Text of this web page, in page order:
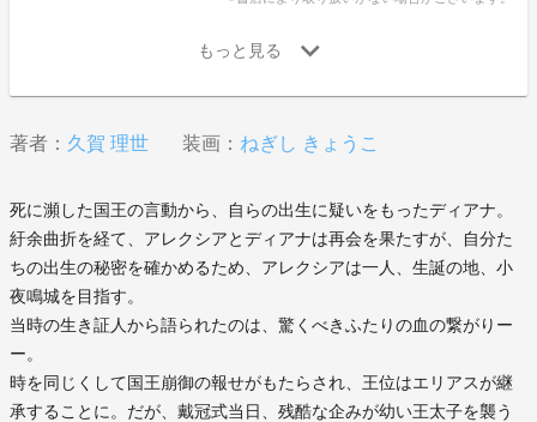
著者： 久賀 理世 装画： ねぎし きょうこ
死に瀕した国王の言動から、自らの出生に疑いをもったディアナ。
紆余曲折を経て、アレクシアとディアナは再会を果たすが、自分た
ちの出生の秘密を確かめるため、アレクシアは一人、生誕の地、小
夜鳴城を目指す。
当時の生き証人から語られたのは、驚くべきふたりの血の繋がりー
ー。
時を同じくして国王崩御の報せがもたらされ、王位はエリアスが継
承することに。だが、戴冠式当日、残酷な企みが幼い王太子を襲う